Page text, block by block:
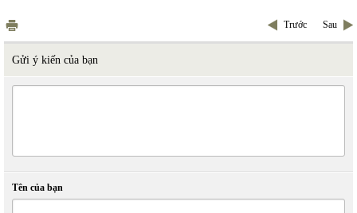
Trước Sau
Gửi ý kiến của bạn
Tên của bạn